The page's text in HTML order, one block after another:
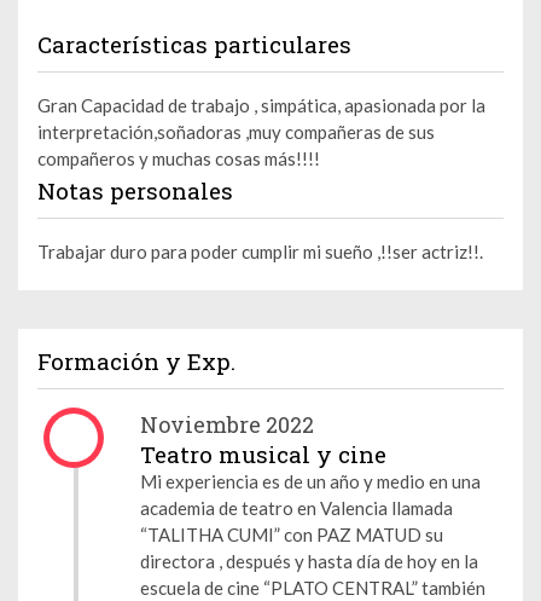
Características particulares
Gran Capacidad de trabajo , simpática, apasionada por la
interpretación,soñadoras ,muy compañeras de sus
compañeros y muchas cosas más!!!!
Notas personales
Trabajar duro para poder cumplir mi sueño ,!!ser actriz!!.
Formación y Exp.
Noviembre 2022
Teatro musical y cine
Mi experiencia es de un año y medio en una
academia de teatro en Valencia llamada
“TALITHA CUMI” con PAZ MATUD su
directora , después y hasta día de hoy en la
escuela de cine “PLATO CENTRAL” también